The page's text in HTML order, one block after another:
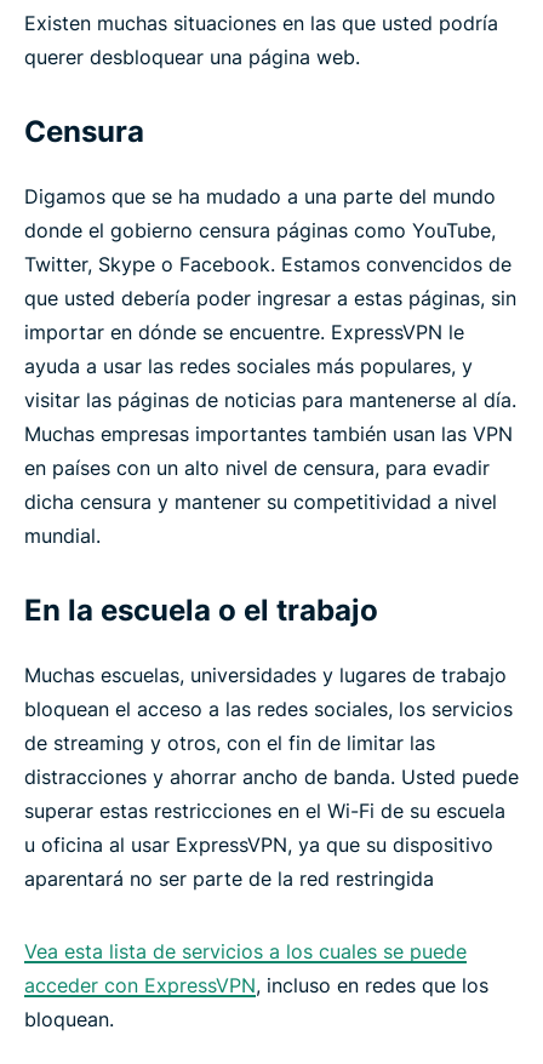
Existen muchas situaciones en las que usted podría
querer desbloquear una página web.
Censura
Digamos que se ha mudado a una parte del mundo
donde el gobierno censura páginas como YouTube,
Twitter, Skype o Facebook. Estamos convencidos de
que usted debería poder ingresar a estas páginas, sin
importar en dónde se encuentre. ExpressVPN le
ayuda a usar las redes sociales más populares, y
visitar las páginas de noticias para mantenerse al día.
Muchas empresas importantes también usan las VPN
en países con un alto nivel de censura, para evadir
dicha censura y mantener su competitividad a nivel
mundial.
En la escuela o el trabajo
Muchas escuelas, universidades y lugares de trabajo
bloquean el acceso a las redes sociales, los servicios
de streaming y otros, con el fin de limitar las
distracciones y ahorrar ancho de banda. Usted puede
superar estas restricciones en el Wi-Fi de su escuela
u oficina al usar ExpressVPN, ya que su dispositivo
aparentará no ser parte de la red restringida
Vea esta lista de servicios a los cuales se puede
acceder con ExpressVPN, incluso en redes que los
bloquean.